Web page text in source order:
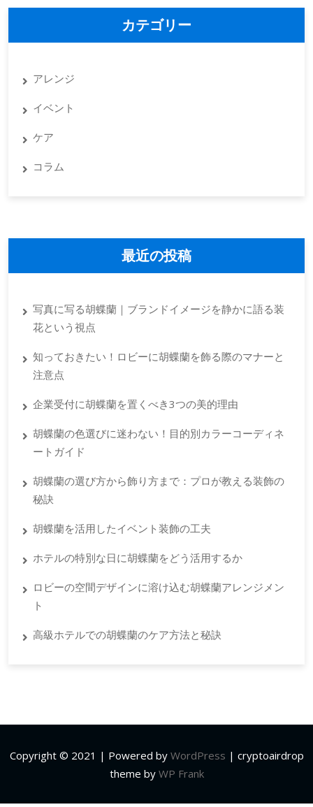
カテゴリー
アレンジ
イベント
ケア
コラム
最近の投稿
写真に写る胡蝶蘭｜ブランドイメージを静かに語る装
花という視点
知っておきたい！ロビーに胡蝶蘭を飾る際のマナーと
注意点
企業受付に胡蝶蘭を置くべき3つの美的理由
胡蝶蘭の色選びに迷わない！目的別カラーコーディネ
ートガイド
胡蝶蘭の選び方から飾り方まで：プロが教える装飾の
秘訣
胡蝶蘭を活用したイベント装飾の工夫
ホテルの特別な日に胡蝶蘭をどう活用するか
ロビーの空間デザインに溶け込む胡蝶蘭アレンジメン
ト
高級ホテルでの胡蝶蘭のケア方法と秘訣
Copyright © 2021 | Powered by WordPress | cryptoairdrop
theme by WP Frank